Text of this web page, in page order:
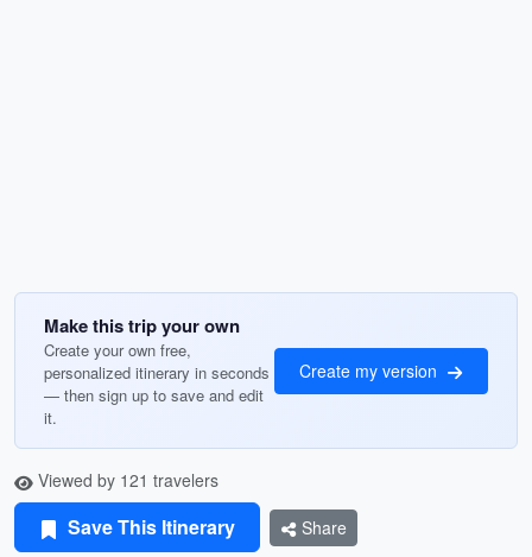
Make this trip your own
Create your own free,
personalized itinerary in seconds
— then sign up to save and edit
it.
Create my version
Viewed by 121 travelers
Save This Itinerary Share